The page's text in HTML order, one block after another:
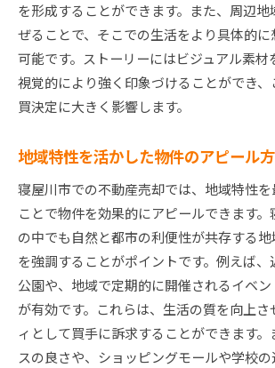
を形成することができます。また、周辺
ぜることで、そこでの生活をより具体的
可能です。ストーリーにはビジュアル素材
視覚的により強く印象づけることができ
買決定に大きく影響します。
地域特性を活かした物件のアピール
寝屋川市での不動産売却では、地域特性
ことで物件を効果的にアピールできます
の中でも自然と都市の利便性が共存する
を強調することがポイントです。例えば
公園や、地域で定期的に開催されるイベ
が有効です。これらは、生活の質を向上さ
ィとして買手に訴求することができます。
スの良さや、ショッピングモールや学校